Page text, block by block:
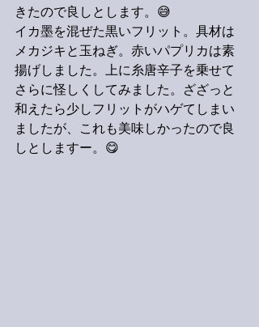
きたので良しとします。😅
イカ墨を混ぜた黒いフリット。具材は
メカジキと玉ねぎ。赤いパプリカは素
揚げしました。上に糸唐辛子を乗せて
さらに怪しくしてみました。ざざっと
和えたら少しフリットがハゲてしまい
ましたが、これも美味しかったので良
しとしますー。😋